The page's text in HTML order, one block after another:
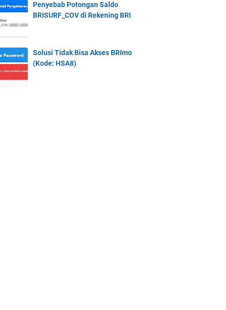
Penyebab Potongan Saldo
BRISURF_COV di Rekening BRI
Solusi Tidak Bisa Akses BRImo
(Kode: HSA8)